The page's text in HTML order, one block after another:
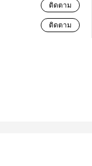
ติดตาม
ติดตาม